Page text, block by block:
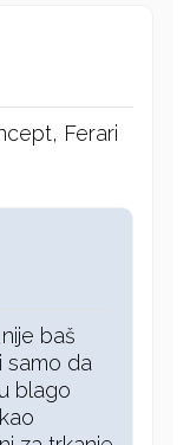
Ferari
baš
samo da
blago